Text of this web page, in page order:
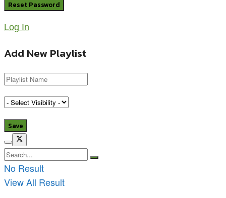
Log In
Add New Playlist
No Result
View All Result